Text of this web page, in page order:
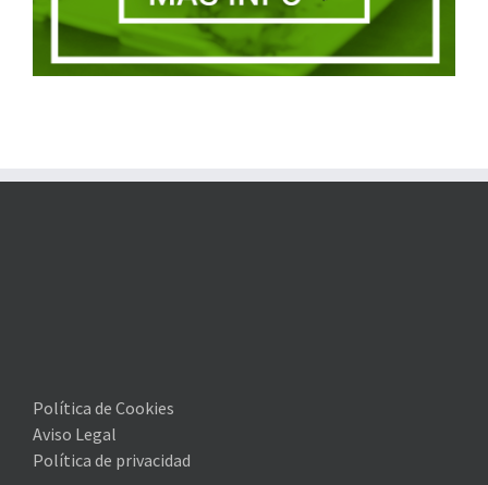
Política de Cookies
Aviso Legal
Política de privacidad